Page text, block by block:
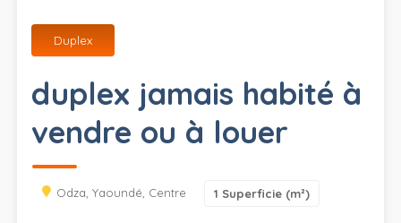
Duplex
duplex jamais habité à
vendre ou à louer
Odza, Yaoundé, Centre 1 Superficie (m²)